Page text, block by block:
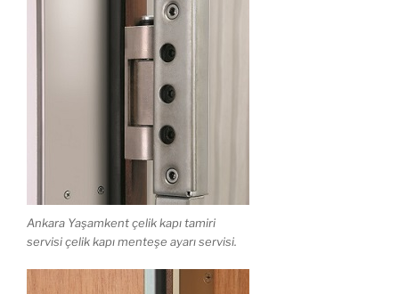
Ankara Yaşamkent çelik kapı tamiri
servisi çelik kapı menteşe ayarı servisi.